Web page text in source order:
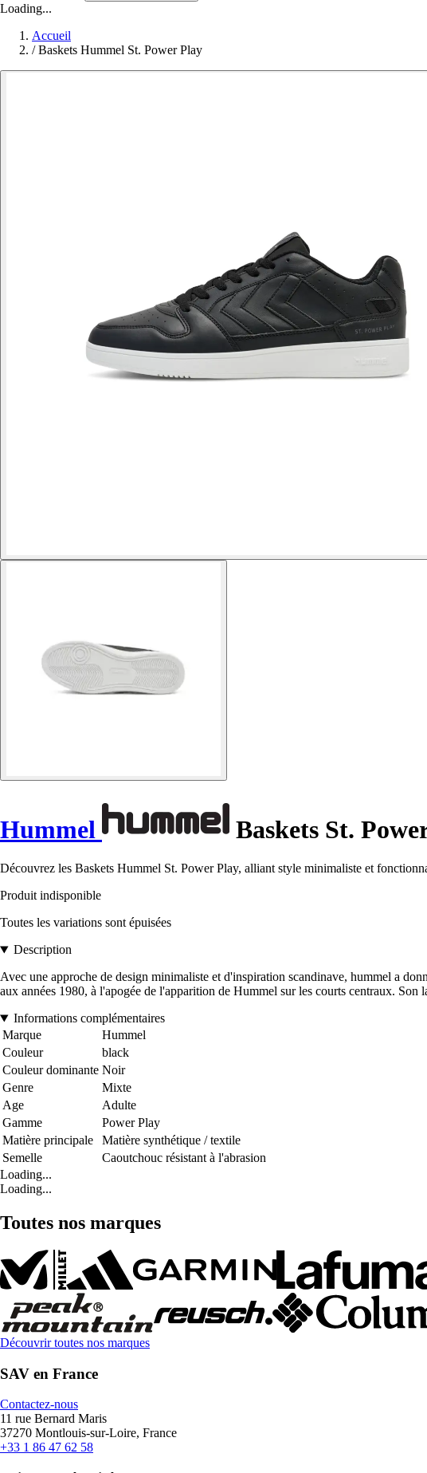
Loading...
Accueil
/ Baskets Hummel St. Power Play
Hummel Baskets St.
Découvrez les Baskets Hummel St. Power Play, alliant style minimaliste et
Produit indisponible
Toutes les variations sont épuisées
Description
Avec une approche de design minimaliste et d'inspiration scandinave, hummel a
aux années 1980, à l'apogée de l'apparition de Hummel sur les courts centraux.
Informations complémentaires
Marque
Hummel
Couleur
black
Couleur dominante Noir
Genre
Mixte
Age
Adulte
Gamme
Power Play
Matière principale
Matière synthétique / textile
Semelle
Caoutchouc résistant à l'abrasion
Loading...
Loading...
Toutes nos marques
Découvrir toutes nos marques
SAV en France
Contactez-nous
11 rue Bernard Maris
37270 Montlouis-sur-Loire, France
+33 1 86 47 62 58